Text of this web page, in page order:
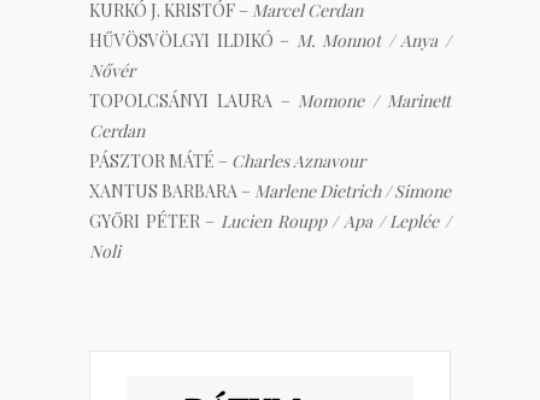
KURKÓ J. KRISTÓF – Marcel Cerdan
HŰVÖSVÖLGYI ILDIKÓ – M. Monnot / Anya /
Nővér
TOPOLCSÁNYI LAURA – Momone / Marinett
Cerdan
PÁSZTOR MÁTÉ – Charles Aznavour
XANTUS BARBARA – Marlene Dietrich / Simone
GYŐRI PÉTER – Lucien Roupp / Apa / Leplée /
Noli